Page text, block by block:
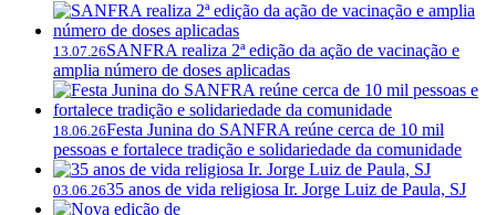
13.07.26SANFRA realiza 2ª edição da ação de vacinação e
amplia número de doses aplicadas
18.06.26Festa Junina do SANFRA reúne cerca de 10 mil
pessoas e fortalece tradição e solidariedade da comunidade
03.06.2635 anos de vida religiosa Ir. Jorge Luiz de Paula, SJ